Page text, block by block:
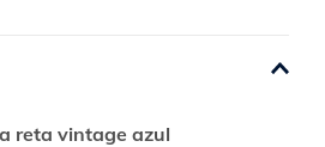
reta vintage azul